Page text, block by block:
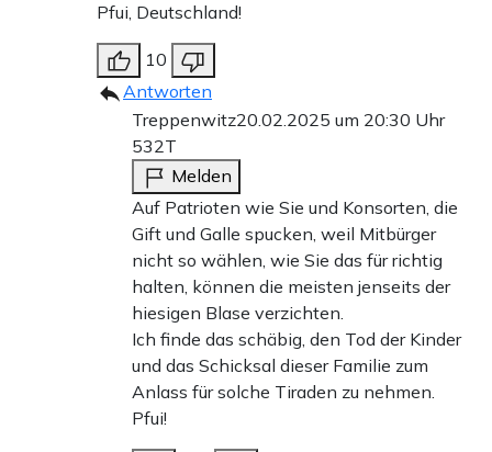
Pfui, Deutschland!
10
Antworten
Treppenwitz20.02.2025 um 20:30 Uhr
532T
Melden
Auf Patrioten wie Sie und Konsorten, die
Gift und Galle spucken, weil Mitbürger
nicht so wählen, wie Sie das für richtig
halten, können die meisten jenseits der
hiesigen Blase verzichten.
Ich finde das schäbig, den Tod der Kinder
und das Schicksal dieser Familie zum
Anlass für solche Tiraden zu nehmen.
Pfui!